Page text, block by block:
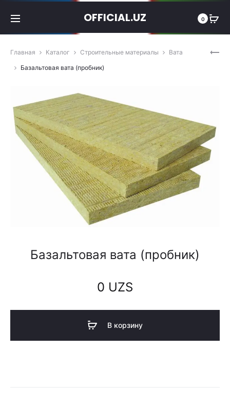
OFFICIAL.UZ 0
Главная Каталог Строительные материалы
Вата
Базальтовая вата (пробник)
Базальтовая вата (пробник)
0 UZS
В корзину